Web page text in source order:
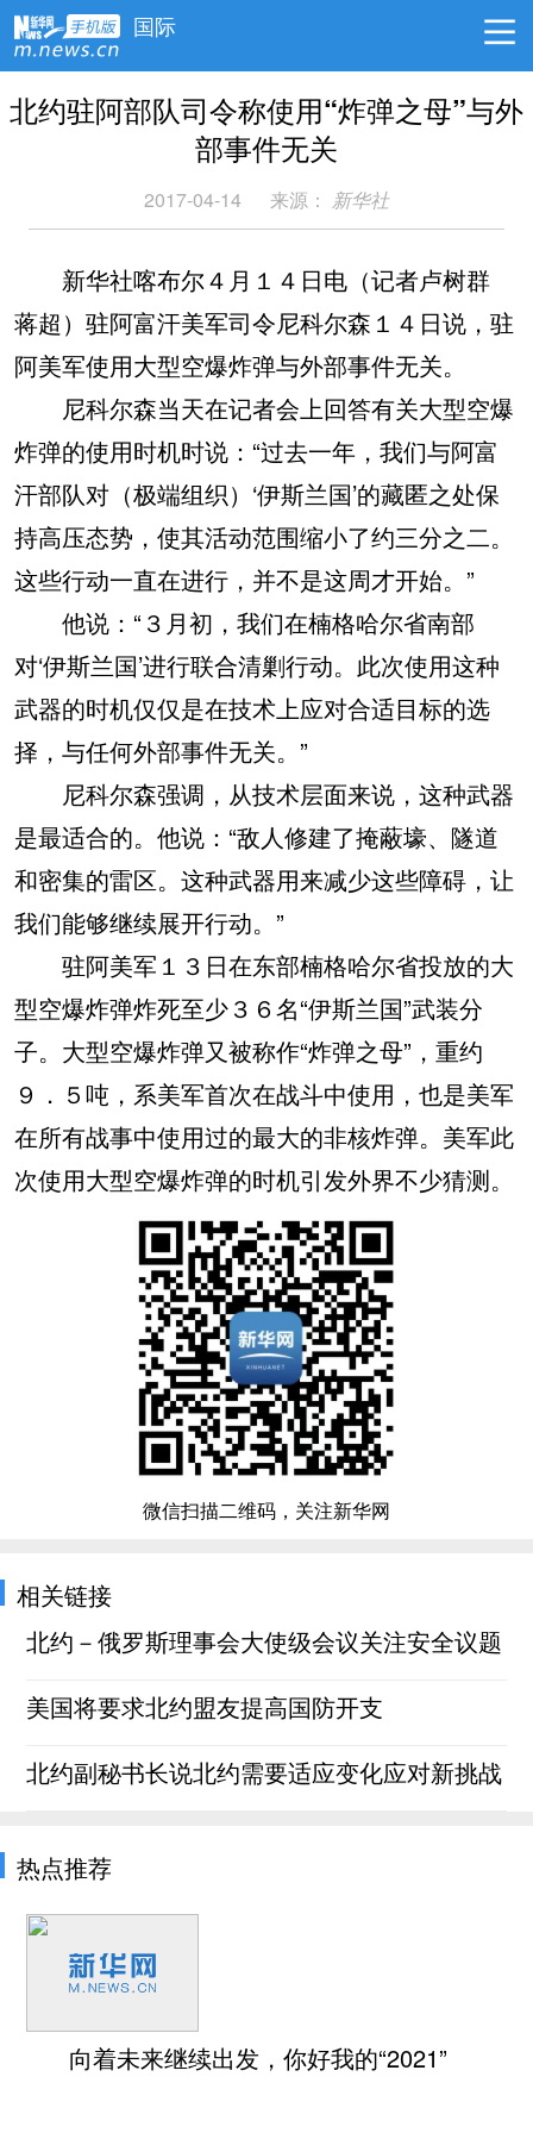
国际
北约驻阿部队司令称使用“炸弹之母”与外
部事件无关
2017-04-14 来源： 新华社
新华社喀布尔４月１４日电（记者卢树群
蒋超）驻阿富汗美军司令尼科尔森１４日说，驻
阿美军使用大型空爆炸弹与外部事件无关。
尼科尔森当天在记者会上回答有关大型空爆
炸弹的使用时机时说：“过去一年，我们与阿富
汗部队对（极端组织）‘伊斯兰国’的藏匿之处保
持高压态势，使其活动范围缩小了约三分之二。
这些行动一直在进行，并不是这周才开始。”
他说：“３月初，我们在楠格哈尔省南部
对‘伊斯兰国’进行联合清剿行动。此次使用这种
武器的时机仅仅是在技术上应对合适目标的选
择，与任何外部事件无关。”
尼科尔森强调，从技术层面来说，这种武器
是最适合的。他说：“敌人修建了掩蔽壕、隧道
和密集的雷区。这种武器用来减少这些障碍，让
我们能够继续展开行动。”
驻阿美军１３日在东部楠格哈尔省投放的大
型空爆炸弹炸死至少３６名“伊斯兰国”武装分
子。大型空爆炸弹又被称作“炸弹之母”，重约
９．５吨，系美军首次在战斗中使用，也是美军
在所有战事中使用过的最大的非核炸弹。美军此
次使用大型空爆炸弹的时机引发外界不少猜测。
微信扫描二维码，关注新华网
相关链接
北约－俄罗斯理事会大使级会议关注安全议题
美国将要求北约盟友提高国防开支
北约副秘书长说北约需要适应变化应对新挑战
热点推荐
向着未来继续出发，你好我的“2021”